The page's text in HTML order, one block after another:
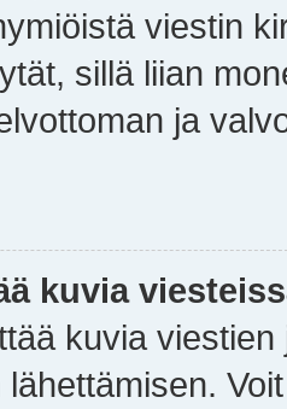
viestin
sillä liian
ja
kuvia
kuvia
lähettämisen.